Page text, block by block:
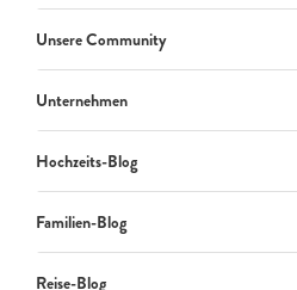
Unsere Community
Unternehmen
Hochzeits-Blog
Familien-Blog
Reise-Blog